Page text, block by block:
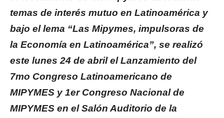
temas de interés mutuo en Latinoamérica y
bajo el lema “Las Mipymes, impulsoras de
la Economía en Latinoamérica”, se realizó
este lunes 24 de abril el Lanzamiento del
7mo Congreso Latinoamericano de
MIPYMES y 1er Congreso Nacional de
MIPYMES en el Salón Auditorio de la